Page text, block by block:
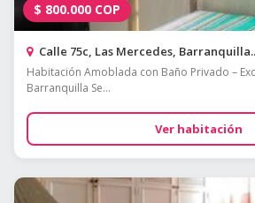
$ 800.000 COP
Calle 75c, Las Mercedes,
Habitación Amoblada con Baño Privado –
Barranquilla Se...
Ver habitación